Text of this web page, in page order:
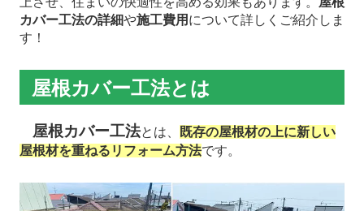
カバー工法の詳細や施工費用 について詳しくご紹介しま
す！
屋根カバー工法とは
屋根カバー工法とは、 既存の屋根材の上に新しい
屋根材を重ねるリフォーム方法です。